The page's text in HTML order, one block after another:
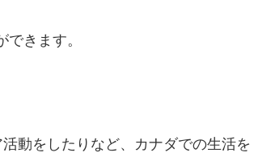
きます。
動をしたりなど、カナダでの生活を